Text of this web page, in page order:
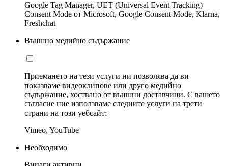
Google Tag Manager, UET (Universal Event Tracking)
Consent Mode от Microsoft, Google Consent Mode, Klarna,
Freshchat
Външно медийно съдържание
Приемането на тези услуги ни позволява да ви
показваме видеоклипове или друго медийно
съдържание, хоствано от външни доставчици. С вашето
съгласие ние използваме следните услуги на трети
страни на този уебсайт:
Vimeo, YouTube
Необходимо